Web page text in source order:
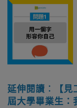
延伸閱讀︰【見
屆大學畢業生